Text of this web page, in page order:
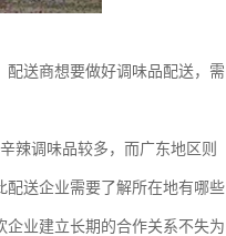
送商想要做好调味品配送，需
辣调味品较多，而广东地区则
配送企业需要了解所在地有哪些
业建立长期的合作关系不失为